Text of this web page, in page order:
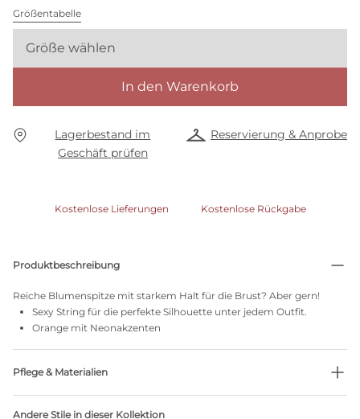
Größentabelle
Größe wählen
In den Warenkorb
Lagerbestand im
Geschäft prüfen
Reservierung & Anprobe
Kostenlose Lieferungen Kostenlose Rückgabe
Produktbeschreibung
Reiche Blumenspitze mit starkem Halt für die Brust? Aber gern!
Sexy String für die perfekte Silhouette unter jedem Outfit.
Orange mit Neonakzenten
Pflege & Materialien
Andere Stile in dieser Kollektion